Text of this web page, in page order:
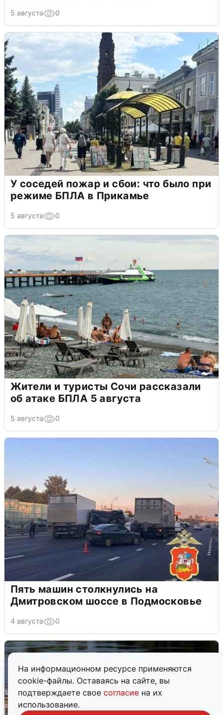
На информационном ресурсе применяются
cookie-файлы. Оставаясь на сайте, вы
подтверждаете свое согласие на их
использование.
5 августа 0
У соседей пожар и сбои: что было при
режиме БПЛА в Прикамье
5 августа 0
Жители и туристы Сочи рассказали
об атаке БПЛА 5 августа
5 августа 0
Пять машин столкнулись на
Дмитровском шоссе в Подмосковье
4 августа 0